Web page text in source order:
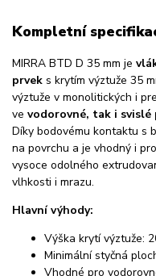
Kompletní
MIRRA BTD D 35 mm je
prvek s krytím výztuže 35
výztuže v monolitických i
ve vodorovné, tak i svislé
Díky bodovému kontaktu s
na povrchu a je vhodný i
vysoce odolného
vlhkosti i mrazu.
Hlavní výhody:
Výška krytí výztuže:
Minimální styčná
Vhodné pro